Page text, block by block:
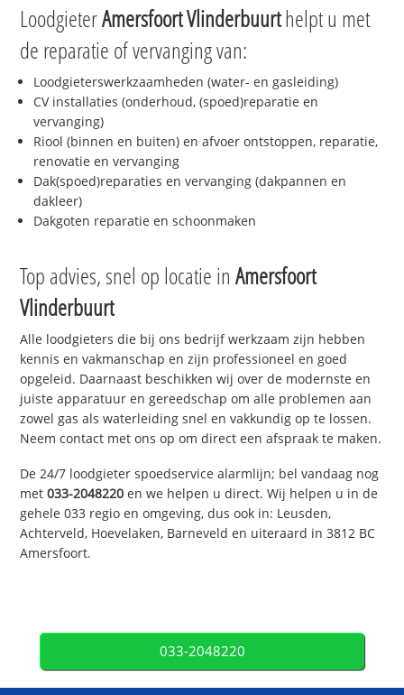
LoodgieterAmersfoort Vlinderbuurthelpt u met
de reparatie of vervanging van:
Loodgieterswerkzaamheden (water- en gasleiding)
CV installaties (onderhoud, (spoed)reparatie en
vervanging)
Riool (binnen en buiten) en afvoer ontstoppen, reparatie,
renovatie en vervanging
Dak(spoed)reparaties en vervanging (dakpannen en
dakleer)
Dakgoten reparatie en schoonmaken
Top advies, snel op locatie inAmersfoort
Vlinderbuurt
Alle loodgieters die bij ons bedrijf werkzaam zijn hebben
kennis en vakmanschap en zijn professioneel en goed
opgeleid. Daarnaast beschikken wij over de modernste en
juiste apparatuur en gereedschap om alle problemen aan
zowel gas als waterleiding snel en vakkundig op te lossen.
Neem contact met ons op om direct een afspraak te maken.
De 24/7 loodgieter spoedservice alarmlijn; bel vandaag nog
met033-2048220 en we helpen u direct. Wij helpen u in de
gehele 033 regio en omgeving, dus ook in: Leusden,
Achterveld, Hoevelaken, Barneveld en uiteraard in 3812 BC
Amersfoort.
033-2048220